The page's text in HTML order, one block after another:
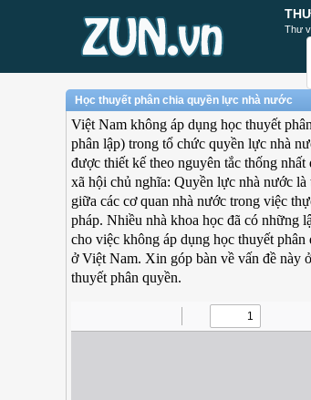
Thư
Học thuyết phân chia quyền lực nhà nước
Việt Nam không áp dụng học thuyết
phân lập) trong tổ chức quyền lực nhà
được thiết kế theo nguyên tắc thống
xã hội chủ nghĩa: Quyền lực nhà nước
giữa các cơ quan nhà nước trong việc
pháp. Nhiều nhà khoa học đã có những
cho việc không áp dụng học thuyết
ở Việt Nam. Xin góp bàn về vấn đề này
thuyết phân quyền.